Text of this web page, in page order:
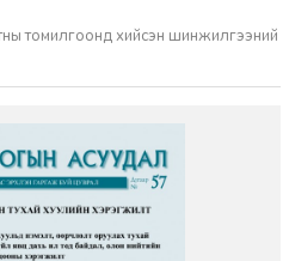
томилгоонд хийсэн шинжилгээний